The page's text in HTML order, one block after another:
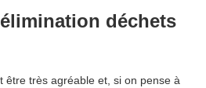
déchets
être très agréable et, si on pense à